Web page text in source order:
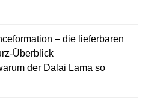
– die lieferbaren
Überblick
der Dalai Lama so